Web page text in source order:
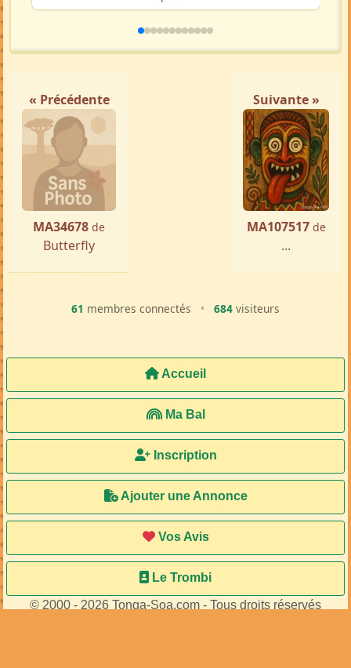
« Précédente
MA34678 de
Butterfly
Suivante »
MA107517 de
...
61 membres connectés • 684 visiteurs
Accueil
Ma Bal
Inscription
Ajouter une Annonce
Vos Avis
Le Trombi
© 2000 - 2026 Tonga-Soa.com - Tous droits réservés